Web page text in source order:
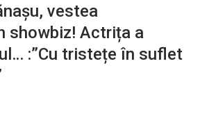
vestea
showbiz! Actrița a
:”Cu tristețe în suflet